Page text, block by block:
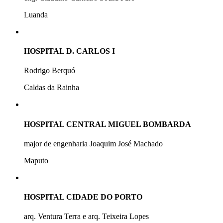
Luanda
HOSPITAL D. CARLOS I
Rodrigo Berquó
Caldas da Rainha
HOSPITAL CENTRAL MIGUEL BOMBARDA
major de engenharia Joaquim José Machado
Maputo
HOSPITAL CIDADE DO PORTO
arq. Ventura Terra e arq. Teixeira Lopes